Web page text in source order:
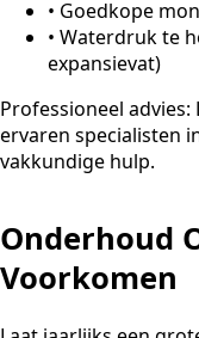
• Goedkope
• Waterdruk te
expansievat)
Professioneel advies:
ervaren specialisten
vakkundige hulp.
Onderhoud
Voorkomen